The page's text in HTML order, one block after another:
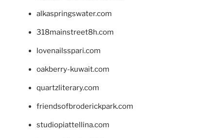
alkaspringswater.com
318mainstreet8h.com
lovenailsspari.com
oakberry-kuwait.com
quartzliterary.com
friendsofbroderickpark.com
studiopiattellina.com